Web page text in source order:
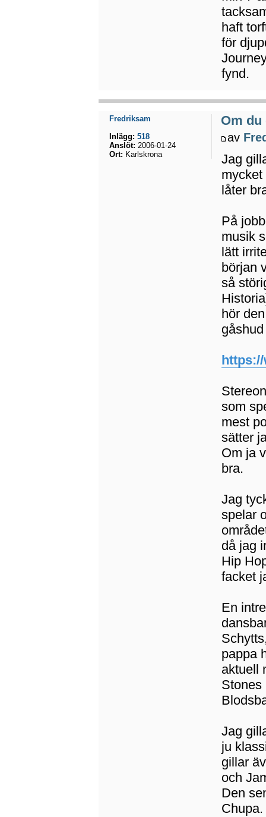
haft
för
fynd.
Om
av
Jag
låter
På
musik
lätt
början
så
hör
som
mest
sätter
Om ja
bra.
Jag
spelar
då jag
Hip
facket
En
pappa
aktuell
Stones
Jag
ju
gillar
och
Den
Fredriksam
Inlägg: 518
Anslöt: 2006-01-24
Ort: Karlskrona